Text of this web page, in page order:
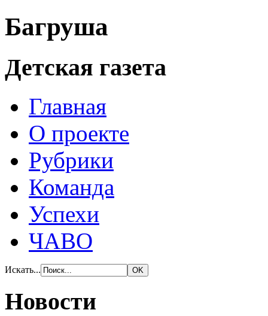
Багруша
Детская газета
Главная
О проекте
Рубрики
Команда
Успехи
ЧАВО
Искать...
Новости